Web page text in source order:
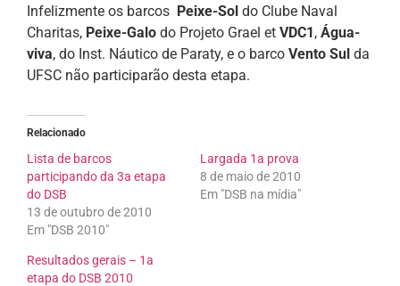
Infelizmente os barcos Peixe-Sol do Clube Naval
Charitas, Peixe-Galo do Projeto Grael et VDC1, Água-
viva, do Inst. Náutico de Paraty, e o barco Vento Sul da
UFSC não participarão desta etapa.
Relacionado
Lista de barcos
participando da 3a etapa
do DSB
13 de outubro de 2010
Em "DSB 2010"
Largada 1a prova
8 de maio de 2010
Em "DSB na mídia"
Resultados gerais – 1a
etapa do DSB 2010